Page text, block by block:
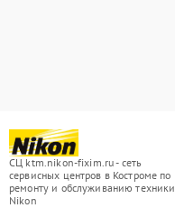
СЦ ktm.nikon-fixim.ru - сеть
сервисных центров в Костроме по
ремонту и обслуживанию техники
Nikon